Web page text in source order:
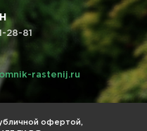
28-81
rastenij.ru
офертой,